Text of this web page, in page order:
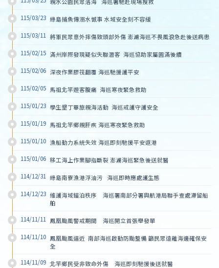
115/03/23 綠島捕魚傳溺水憾事 水域安全刻不容緩
115/03/11 將軍民眾意外摔傷致頭部外傷 澎湖海巡不畏風浪急赴後送病患
115/02/15 滿州岸際發現疑似失聯潛客  海巡協助家屬圓滿後續
115/02/06 深夜作業膠筏翻覆 海巡馳援護平安
115/02/05 馬祖北竿遊客腹痛  海巡寒夜緊急救助
115/01/23 學生墾丁畢旅親海活動  海巡戒護守護安全
115/01/19 馬祖北竿鄉親肝疾 海巡寒夜緊急救助
115/01/10 漁船動力系統失效 海巡即刻馳援平安返港
115/01/06 移工海上作業腳指斷裂 澎湖海巡緊急後送就醫
114/12/31 綠島南寮漁港浮油污   海巡即時應處護生態
114/12/23 維護海域錨泊秩序　海巡署南部分署與航港局聯手查處滯留船
舶
114/11/11 鳳凰颱風警戒期間　海巡開立首張舉發單
114/11/10 鳳凰颱風逼近  南部海巡啟動防颱整備 籲民眾遠離海邊確保安
全
114/11/09 北竿鄉民受非致命外傷　海巡即刻馳援後送就醫